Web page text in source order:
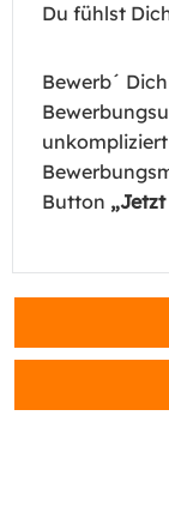
Du fühlst
Bewerb´
Button